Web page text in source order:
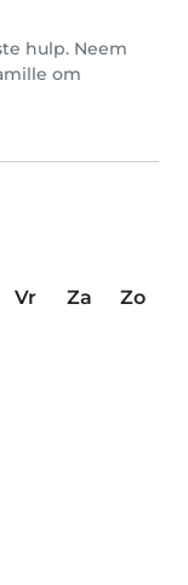
hulp. Neem
om
Vr Za
Zo